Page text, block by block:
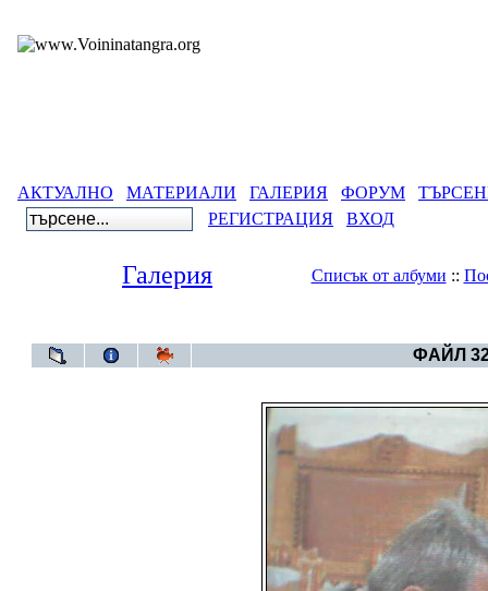
АКТУАЛНО МАТЕРИАЛИ ГАЛЕРИЯ ФОРУМ
РЕГИСТРАЦИЯ
ВХОД
Галерия Списък от албуми ::
ФАЙЛ